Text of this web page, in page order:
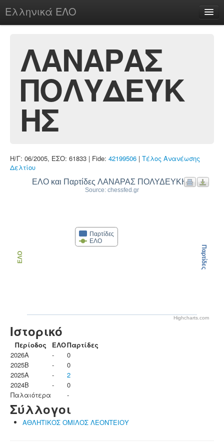
Ελληνικά ΕΛΟ
chesstu.be @ discord
Login
ΛΑΝΑΡΑΣ
ΠΟΛΥΔΕΥΚ
ΗΣ
Η/Γ: 06/2005, ΕΣΟ: 61833 | Fide: 42199506 | Τέλος Ανανέωσης
Δελτίου
ΕΛΟ και Παρτίδες ΛΑΝΑΡΑΣ ΠΟΛΥΔΕΥΚΗΣ
Source: chessfed.gr
Παρτίδες
ΕΛΟ
ΕΛΟ Παρτίδες
Highcharts.com
Ιστορικό
Περίοδος ΕΛΟΠαρτίδες
2026A
-
0
2025B
-
0
2025A
-
2
2024B
-
0
Παλαιότερα
-
Σύλλογοι
ΑΘΛΗΤΙΚΟΣ ΟΜΙΛΟΣ ΛΕΟΝΤΕΙΟΥ